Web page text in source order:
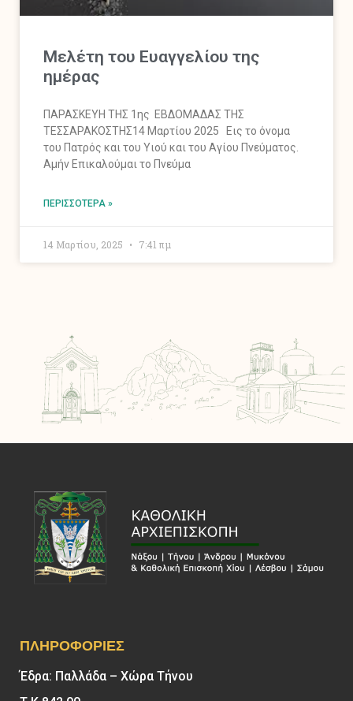
Mελέτη του Ευαγγελίου της
ημέρας
ΠΑΡΑΣΚΕΥΗ ΤΗΣ 1ης ΕΒΔΟΜΑΔΑΣ ΤΗΣ
ΤΕΣΣΑΡΑΚΟΣΤΗΣ14 Μαρτίου 2025 Εις το όνομα
του Πατρός και του Υιού και του Αγίου Πνεύματος.
Αμήν Επικαλούμαι το Πνεύμα
ΠΕΡΙΣΣΌΤΕΡΑ »
14 Μαρτίου, 2025 7:41 πμ
ΠΛΗΡΟΦΟΡΊΕΣ
Έδρα: Παλλάδα – Χώρα Τήνου